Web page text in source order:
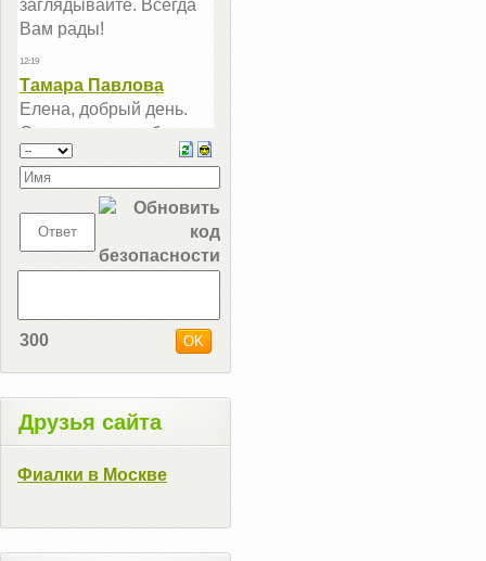
300
Друзья сайта
Фиалки в Москве